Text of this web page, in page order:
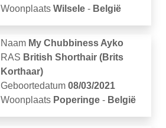
Woonplaats Wilsele- België
Naam My Chubbiness Ayko
RAS British Shorthair (Brits
Korthaar)
Geboortedatum 08/03/2021
Woonplaats Poperinge- België